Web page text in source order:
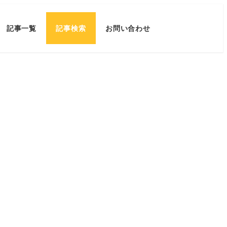
記事一覧 記事検索 お問い合わせ